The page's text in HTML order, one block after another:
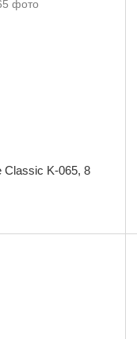
Classic K-065, 8